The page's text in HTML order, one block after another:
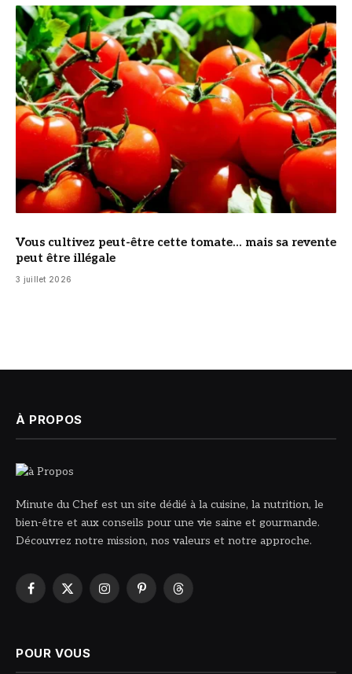
© DR
Vous cultivez peut-être cette tomate… mais sa revente
peut être illégale
3 juillet 2026
À PROPOS
Minute du Chef est un site dédié à la cuisine, la nutrition, le
bien-être et aux conseils pour une vie saine et gourmande.
Découvrez notre mission, nos valeurs et notre approche.
Facebook
X
InstagramPinterestThreads
POUR VOUS